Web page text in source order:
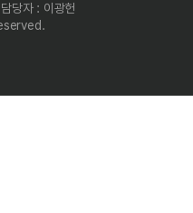
당자 : 이광헌